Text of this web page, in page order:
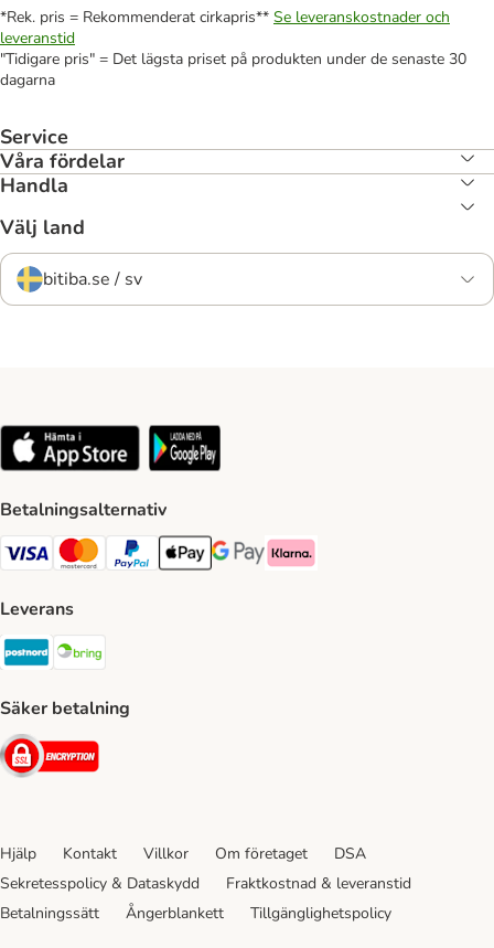
*Rek. pris = Rekommenderat cirkapris** Se leveranskostnader och
leveranstid
"Tidigare pris" = Det lägsta priset på produkten under de senaste 30
dagarna
Service
Våra fördelar
Handla
Välj land
bitiba.se / sv
Betalningsalternativ
VISA Payment Method
Mastercard Payment Method
Paypal Payment Method
Apple Pay Payment Method
Google Pay Payment Method
Klarna Payment Method
Leverans
Postnord Shipping Method
Säker betalning
Security
Hjälp Kontakt Villkor Om företaget
DSA
Sekretesspolicy & Dataskydd
Fraktkostnad & leveranstid
Betalningssätt
Ångerblankett Tillgänglighetspolicy